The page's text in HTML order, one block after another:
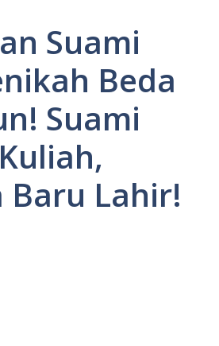
Suami
Beda
Suami
Baru Lahir!